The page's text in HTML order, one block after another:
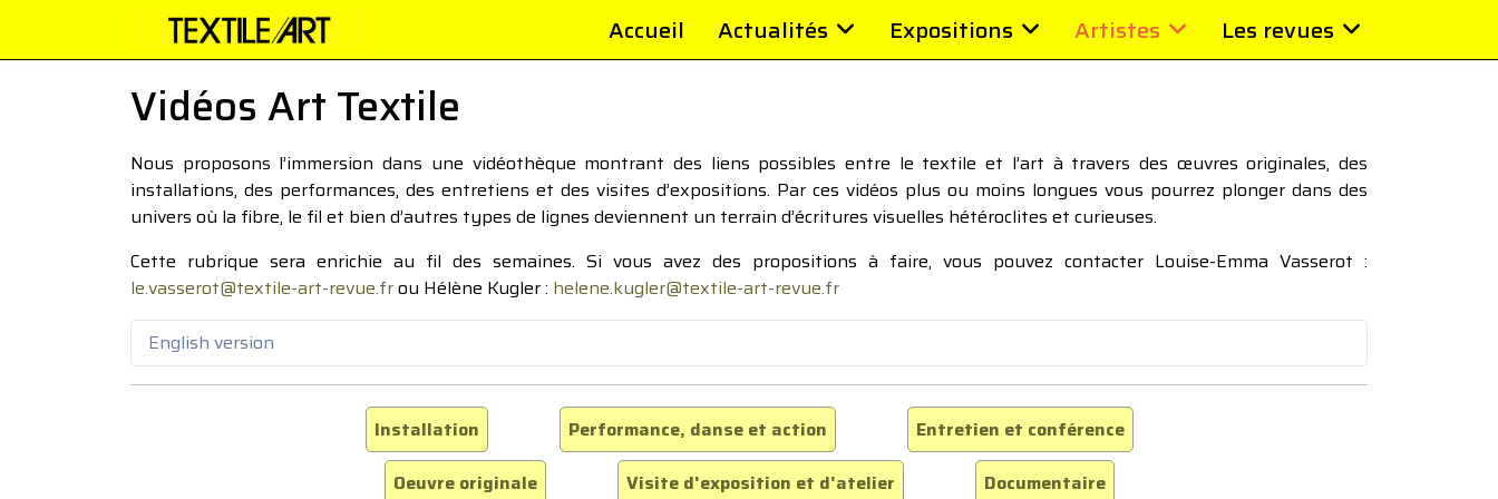
Accueil Actualités Expositions Artistes Les revues
Vidéos Art Textile
Nous proposons l’immersion dans une vidéothèque montrant des liens possibles entre le textile et l’art à travers des œuvres originales, des
installations, des performances, des entretiens et des visites d’expositions. Par ces vidéos plus ou moins longues vous pourrez plonger dans des
univers où la fibre, le fil et bien d’autres types de lignes deviennent un terrain d’écritures visuelles hétéroclites et curieuses.
Cette rubrique sera enrichie au fil des semaines. Si vous avez des propositions à faire, vous pouvez contacter Louise-Emma Vasserot :
le.vasserot@textile-art-revue.frou Hélène Kugler : helene.kugler@textile-art-revue.fr
English version
Installation Performance, danse et action
Entretien et conférence
Oeuvre originale
Visite d'exposition et d'atelier Documentaire